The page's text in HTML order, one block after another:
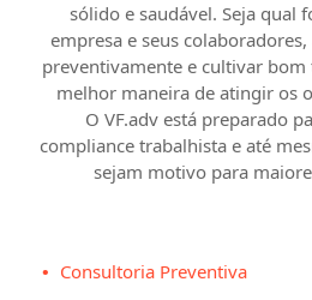
sólido e saudável. Seja qual
empresa e seus
preventivamente e cultivar
melhor maneira de atingir os
O VF.advestá preparado
compliance trabalhista e até
sejam motivo para
Consultoria Preventiva